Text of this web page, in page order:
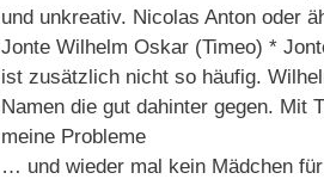
und unkreativ. Nicolas Anton oder
Jonte Wilhelm Oskar (Timeo) *
ist zusätzlich nicht so häufig.
Namen die gut dahinter gegen. Mit
meine Probleme
… und wieder mal kein Mädchen